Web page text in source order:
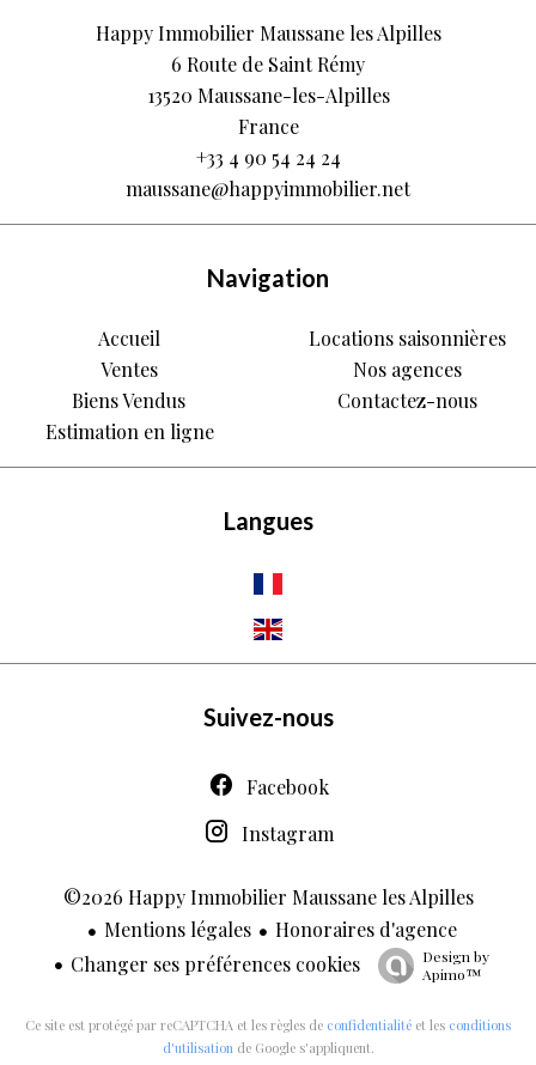
Happy Immobilier Maussane les Alpilles
6 Route de Saint Rémy
13520 Maussane-les-Alpilles
France
+33 4 90 54 24 24
maussane@happyimmobilier.net
Navigation
Accueil
Ventes
Biens Vendus
Estimation en ligne
Locations saisonnières
Nos agences
Contactez-nous
Langues
Suivez-nous
Facebook
Instagram
©2026 Happy Immobilier Maussane les Alpilles
Mentions légales
Honoraires d'agence
Changer ses préférences cookies
Design by
Apimo™
Ce site est protégé par reCAPTCHA et les règles de confidentialité et les conditions
d'utilisation de Google s'appliquent.